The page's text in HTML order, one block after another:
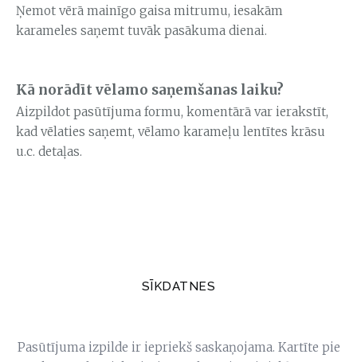
Ņemot vērā mainīgo gaisa mitrumu, iesakām
karameles saņemt tuvāk pasākuma dienai.
Kā norādīt vēlamo saņemšanas laiku?
Aizpildot pasūtījuma formu, komentārā var ierakstīt,
kad vēlaties saņemt, vēlamo karameļu lentītes krāsu
u.c. detaļas.
SĪKDATNES
Pasūtījuma izpilde ir iepriekš saskaņojama. Kartīte pie